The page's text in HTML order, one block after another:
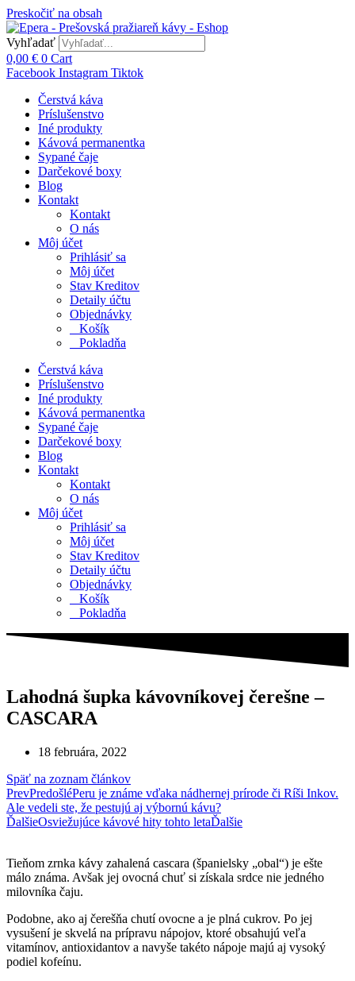
Preskočiť na obsah
Vyhľadať
0,00 € 0 Cart
Facebook Instagram Tiktok
Čerstvá káva
Príslušenstvo
Iné produkty
Kávová permanentka
Sypané čaje
Darčekové boxy
Blog
Kontakt
Kontakt
O nás
Môj účet
Prihlásiť sa
Môj účet
Stav Kreditov
Detaily účtu
Objednávky
Košík
Pokladňa
Čerstvá káva
Príslušenstvo
Iné produkty
Kávová permanentka
Sypané čaje
Darčekové boxy
Blog
Kontakt
Kontakt
O nás
Môj účet
Prihlásiť sa
Môj účet
Stav Kreditov
Detaily účtu
Objednávky
Košík
Pokladňa
Lahodná šupka kávovníkovej čerešne –
CASCARA
18 februára, 2022
Späť na zoznam článkov
PrevPredošléPeru je známe vďaka nádhernej prírode či Ríši Inkov.
Ale vedeli ste, že pestujú aj výbornú kávu?
ĎalšieOsviežujúce kávové hity tohto letaĎalšie
Tieňom zrnka kávy zahalená cascara (španielsky „obal“) je ešte
málo známa. Avšak jej ovocná chuť si získala srdce nie jedného
milovníka čaju.
Podobne, ako aj čerešňa chutí ovocne a je plná cukrov. Po jej
vysušení je skvelá na prípravu nápojov, ktoré obsahujú veľa
vitamínov, antioxidantov a navyše takéto nápoje majú aj vysoký
podiel kofeínu.